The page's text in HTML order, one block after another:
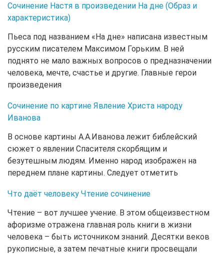
Сочинение Настя в произведении На дне (Образ и
характеристика)
Пьеса под названием «На дне» написана известным
русским писателем Максимом Горьким. В ней
поднято не мало важных вопросов о предназначении
человека, мечте, счастье и другие. Главные герои
произведения
Сочинение по картине Явление Христа народу
Иванова
В основе картины А.А.Иванова лежит библейский
сюжет о явлении Спасителя скорбящим и
безутешным людям. Именно народ изображен на
переднем плане картины. Следует отметить
Что даёт человеку Чтение сочинение
Чтение – вот лучшее учение. В этом общеизвестном
афоризме отражена главная роль книги в жизни
человека – быть источником знаний. Десятки веков
рукописные, а затем печатные книги просвещали